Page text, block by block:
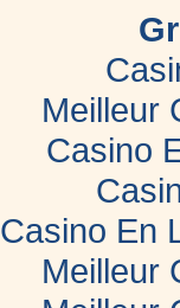
Meilleur
Casino
Casino En
Meilleur